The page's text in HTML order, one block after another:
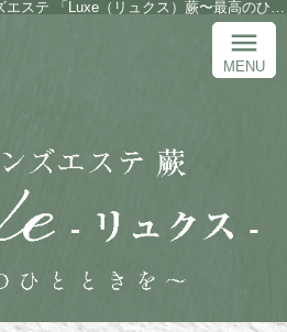
ネット予約 | 埼玉県蕨市・メンズエステ 「Luxe（リュクス）蕨〜最高のひとときを〜」
menu
MENU